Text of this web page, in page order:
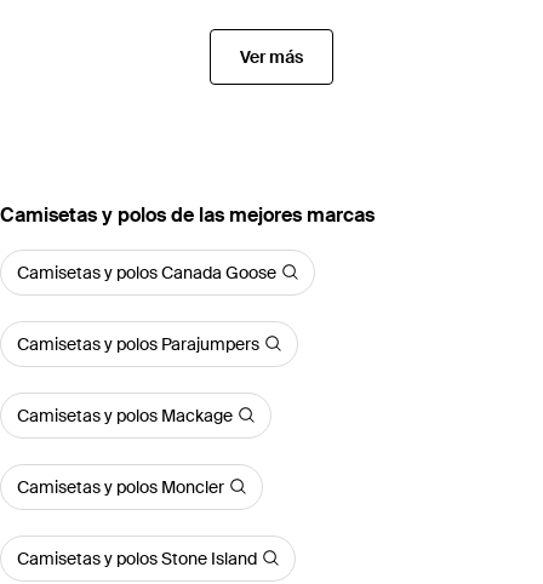
Ver más
Camisetas y polos de las mejores marcas
Camisetas y polos Canada Goose
Camisetas y polos Parajumpers
Camisetas y polos Mackage
Camisetas y polos Moncler
Camisetas y polos Stone Island